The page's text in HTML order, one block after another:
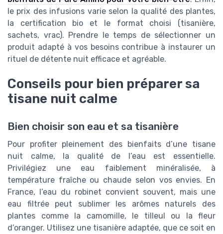
le prix des infusions varie selon la qualité des plantes,
la certification bio et le format choisi (tisanière,
sachets, vrac). Prendre le temps de sélectionner un
produit adapté à vos besoins contribue à instaurer un
rituel de détente nuit efficace et agréable.
Conseils pour bien préparer sa
tisane nuit calme
Bien choisir son eau et sa tisanière
Pour profiter pleinement des bienfaits d’une tisane
nuit calme, la qualité de l’eau est essentielle.
Privilégiez une eau faiblement minéralisée, à
température fraîche ou chaude selon vos envies. En
France, l’eau du robinet convient souvent, mais une
eau filtrée peut sublimer les arômes naturels des
plantes comme la camomille, le tilleul ou la fleur
d’oranger. Utilisez une tisanière adaptée, que ce soit en